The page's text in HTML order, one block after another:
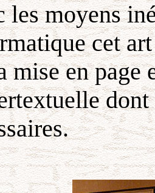
les moyens
cet
mise en page